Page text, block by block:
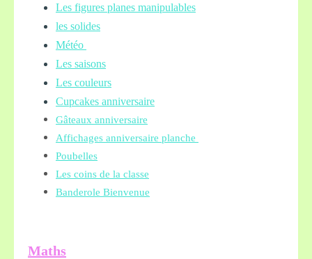
Les figures planes manipulables
les solides
Météo
Les saisons
Les couleurs
Cupcakes anniversaire
Gâteaux anniversaire
Affichages anniversaire planche
Poubelles
Les coins de la classe
Banderole Bienvenue
Maths